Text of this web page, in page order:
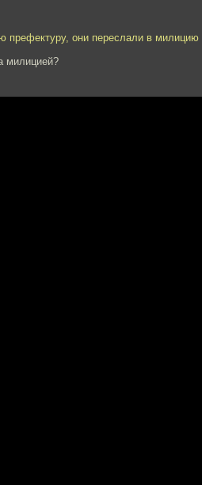
префектуру, они переслали в милицию
милицией?